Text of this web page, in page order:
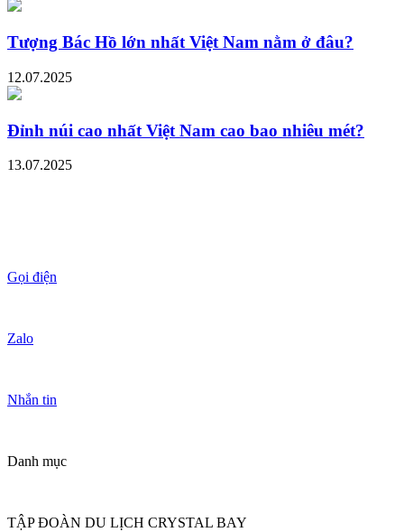
Tượng Bác Hồ lớn nhất Việt Nam nằm ở đâu?
12.07.2025
Đỉnh núi cao nhất Việt Nam cao bao nhiêu mét?
13.07.2025
Gọi điện
Zalo
Nhắn tin
Danh mục
TẬP ĐOÀN DU LỊCH CRYSTAL BAY